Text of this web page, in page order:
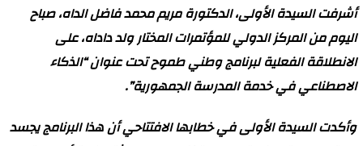
أشرفت السيدة الأولى، الدكتورة مريم محمد فاضل الداه، صباح
اليوم من المركز الدولي للمؤتمرات المختار ولد داداه، على
الانطلاقة الفعلية لبرنامج وطني طموح تحت عنوان “الذكاء
الاصطناعي في خدمة المدرسة الجمهورية”.
وأكدت السيدة الأولى في خطابها الافتتاحي أن هذا البرنامج يجسد